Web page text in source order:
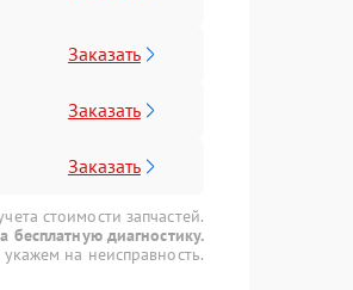
Заказать
Заказать
Заказать
стоимости запчастей.
бесплатную диагностику.
на неисправность.